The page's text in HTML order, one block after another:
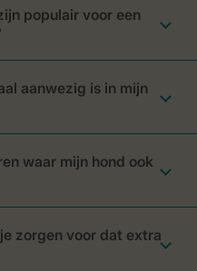
populair voor een
aanwezig is in mijn
waar mijn hond ook
zorgen voor dat extra